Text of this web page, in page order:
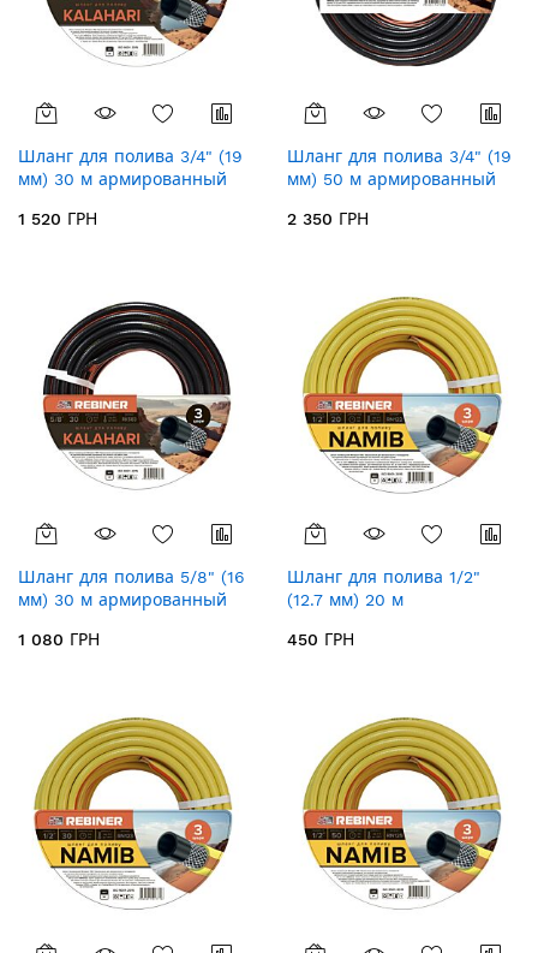
Шланг для полива 3/4" (19
мм) 30 м армированный
1 520 ГРН
Шланг для полива 3/4" (19
мм) 50 м армированный
2 350 ГРН
Шланг для полива 5/8" (16
мм) 30 м армированный
1 080 ГРН
Шланг для полива 1/2"
(12.7 мм) 20 м
Namib RN122
450 ГРН